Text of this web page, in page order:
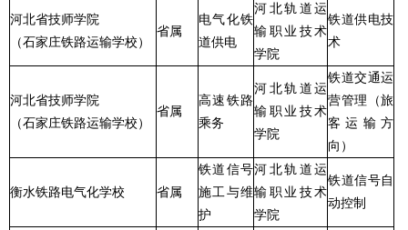
河北省技师学院
（石家庄铁路运输学校）
省属
电气化铁
道供电
河北轨道运
输职业技术
学院
铁道供电技
术
河北省技师学院
（石家庄铁路运输学校）
省属
高速铁路
乘务
河北轨道运
输职业技术
学院
铁道交通运
营管理（旅
客运输方
向）
衡水铁路电气化学校 省属
铁道信号
施工与维
护
河北轨道运
输职业技术
学院
铁道信号自
动控制